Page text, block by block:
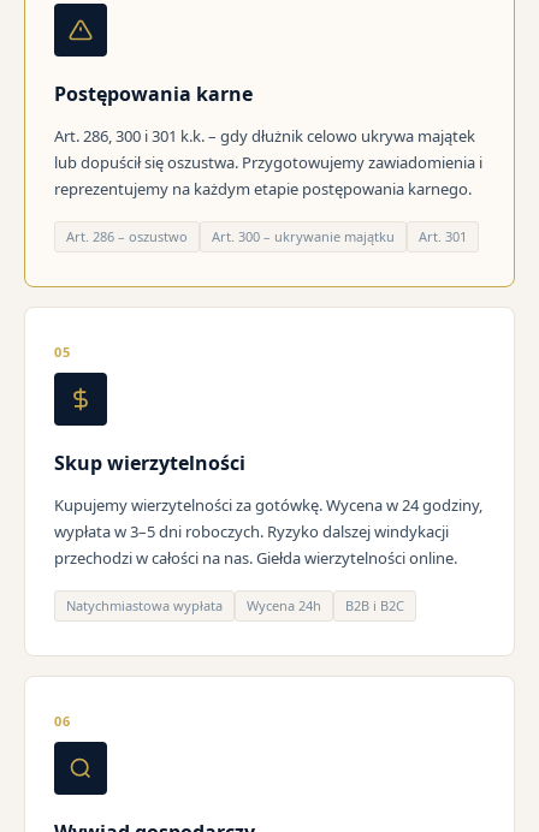
Postępowania karne
Art. 286, 300 i 301 k.k. – gdy dłużnik celowo ukrywa majątek
lub dopuścił się oszustwa. Przygotowujemy zawiadomienia i
reprezentujemy na każdym etapie postępowania karnego.
Art. 286 – oszustwo Art. 300 – ukrywanie majątku Art. 301
05
Skup wierzytelności
Kupujemy wierzytelności za gotówkę. Wycena w 24 godziny,
wypłata w 3–5 dni roboczych. Ryzyko dalszej windykacji
przechodzi w całości na nas. Giełda wierzytelności online.
Natychmiastowa wypłata Wycena 24h B2B i B2C
06